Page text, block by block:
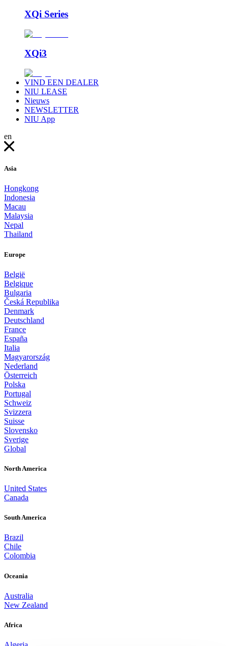
XQi Series
XQi3
VIND EEN DEALER
NIU LEASE
Nieuws
NEWSLETTER
NIU App
en
Asia
Hongkong
Indonesia
Macau
Malaysia
Nepal
Thailand
Europe
België
Belgique
Bulgaria
Česká Republika
Denmark
Deutschland
France
España
Italia
Magyarország
Nederland
Österreich
Polska
Portugal
Schweiz
Svizzera
Suisse
Slovensko
Sverige
Global
North America
United States
Canada
South America
Brazil
Chile
Colombia
Oceania
Australia
New Zealand
Africa